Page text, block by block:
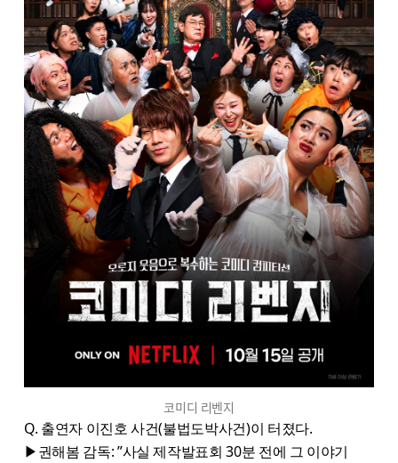
코미디 리벤지
Q. 출연자 이진호 사건(불법도박사건)이 터졌다.
▶권해봄 감독: ”사실 제작발표회 30분 전에 그 이야기